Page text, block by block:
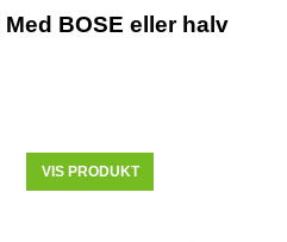
BOSE eller halv
VIS PRODUKT